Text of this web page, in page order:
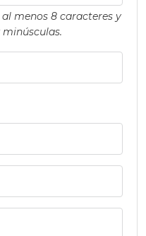
menos 8 caracteres y